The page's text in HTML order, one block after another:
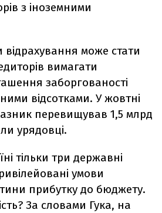
з іноземними
може стати
вимагати
заборгованості
відсотками. У жовтні
перевищував 1,5 млрд
урядовці.
тільки три державні
умови
прибутку до бюджету.
За словами Гука, на